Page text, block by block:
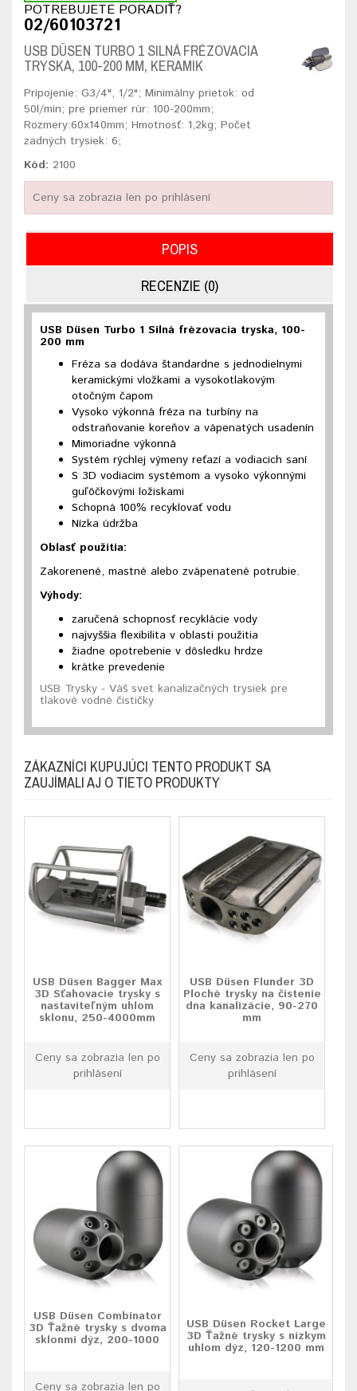
POTREBUJETE PORADIŤ?
02/60103721
USB DÜSEN TURBO 1 SILNÁ FRÉZOVACIA
TRYSKA, 100-200 MM, KERAMIK
Pripojenie: G3/4", 1/2"; Minimálny prietok: od
50l/min; pre priemer rúr: 100-200mm;
Rozmery:60x140mm; Hmotnosť: 1,2kg; Počet
zadných trysiek: 6;
Kód: 2100
Ceny sa zobrazia len po prihlásení
POPIS
RECENZIE (0)
USB Düsen Turbo 1 Silná frézovacia tryska, 100-
200 mm
Fréza sa dodáva štandardne s jednodielnymi
keramickými vložkami a vysokotlakovým
otočným čapom
Vysoko výkonná fréza na turbíny na
odstraňovanie koreňov a vápenatých usadenín
Mimoriadne výkonná
Systém rýchlej výmeny reťazí a vodiacich saní
S 3D vodiacim systémom a vysoko výkonnými
guľôčkovými ložiskami
Schopná 100% recyklovať vodu
Nízka údržba
Oblasť použitia:
Zakorenené, mastné alebo zvápenatené potrubie.
Výhody:
zaručená schopnosť recyklácie vody
najvyššia flexibilita v oblasti použitia
žiadne opotrebenie v dôsledku hrdze
krátke prevedenie
USB Trysky - Váš svet kanalizačných trysiek pre
tlakové vodné čističky
ZÁKAZNÍCI KUPUJÚCI TENTO PRODUKT SA
ZAUJÍMALI AJ O TIETO PRODUKTY
USB Düsen Bagger Max
3D Sťahovacie trysky s
nastaviteľným uhlom
sklonu, 250-4000mm
Ceny sa zobrazia len po
prihlásení
USB Düsen Flunder 3D
Ploché trysky na čistenie
dna kanalizácie, 90-270
mm
Ceny sa zobrazia len po
prihlásení
USB Düsen Combinator
3D Ťažné trysky s dvoma
sklonmi dýz, 200-1000
Ceny sa zobrazia len po
USB Düsen Rocket Large
3D Ťažné trysky s nízkym
uhlom dýz, 120-1200 mm